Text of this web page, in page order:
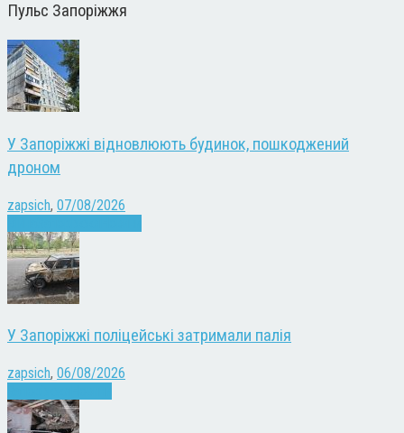
Пульс Запоріжжя
У Запоріжжі відновлюють будинок, пошкоджений
дроном
zapsich, 07/08/2026
У Запоріжжі поліцейські затримали палія
zapsich, 06/08/2026